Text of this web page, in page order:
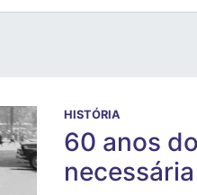
HISTÓRIA
60 anos